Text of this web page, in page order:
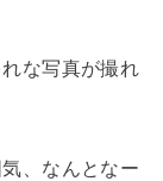
な写真が撮れ
、なんとなー